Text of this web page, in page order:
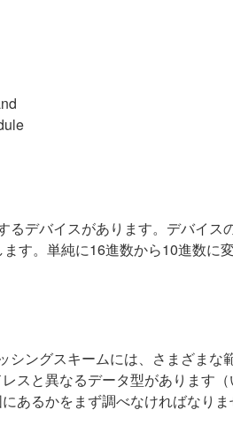
るデバイスがあります。デバイ
す。単純に16進数から10進数に
シングスキームには、さまざま
スと異なるデータ型があります
あるかをまず調べなければなり